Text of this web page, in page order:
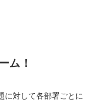
ム！
に対して各部署ごとに